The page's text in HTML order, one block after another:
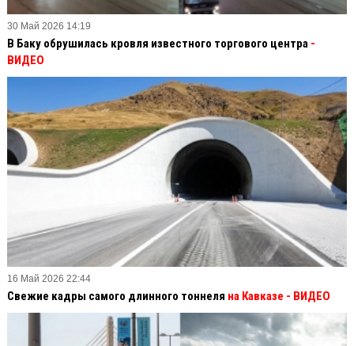
30 Май 2026 14:19
В Баку обрушилась кровля известного торгового центра -
ВИДЕО
16 Май 2026 22:44
Свежие кадры самого длинного тоннеля на Кавказе - ВИДЕО